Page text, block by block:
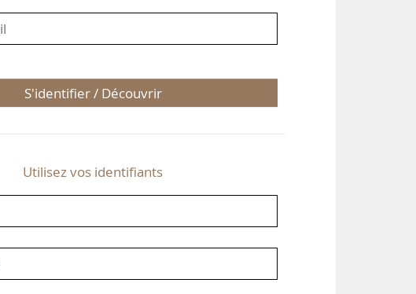
S'identifier / Découvrir
Utilisez vos identifiants